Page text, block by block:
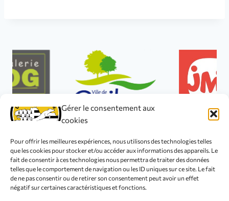
Gérer le consentement aux
cookies
Pour offrir les meilleures expériences, nous utilisons des technologies telles
que les cookies pour stocker et/ou accéder aux informations des appareils. Le
fait de consentir à ces technologies nous permettra de traiter des données
telles que le comportement de navigation ou les ID uniques sur ce site. Le fait
de ne pas consentir ou de retirer son consentement peut avoir un effet
négatif sur certaines caractéristiques et fonctions.
© 2026 Club Canin de L'Iroise